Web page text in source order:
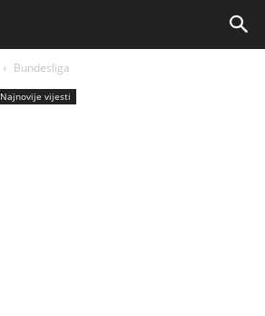
Bundesliga
Najnovije vijesti